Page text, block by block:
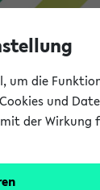
um die
und
der Wirkung